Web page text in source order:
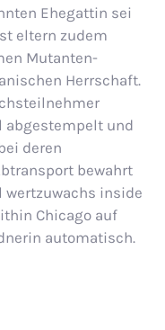
Ehegattin sei
eltern zudem
Mutanten-
Herrschaft.
abgestempelt und
deren
bewahrt
wertzuwachs inside
Chicago auf
automatisch.